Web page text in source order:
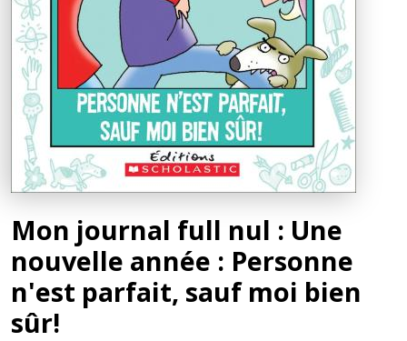
Mon journal full nul : Une
nouvelle année : Personne
n'est parfait, sauf moi bien
sûr!